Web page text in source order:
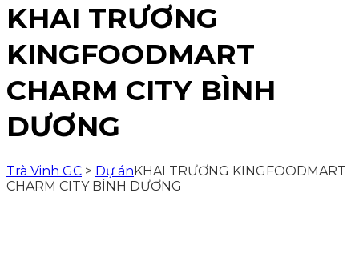
KHAI TRƯƠNG
KINGFOODMART
CHARM CITY BÌNH
DƯƠNG
Trà Vinh GC > Dự ánKHAI TRƯƠNG KINGFOODMART
CHARM CITY BÌNH DƯƠNG